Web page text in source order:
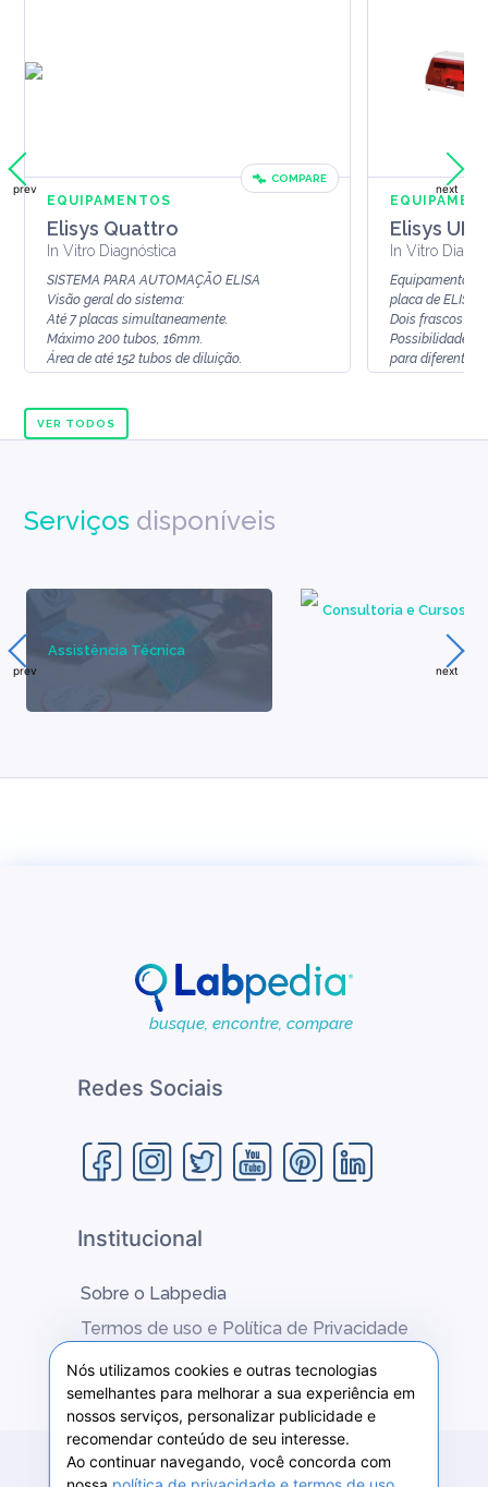
COMPARE
EQUIPAMENTOS
Elisys Quattro
In Vitro Diagnóstica
SISTEMA PARA AUTOMAÇÃO ELISA
Visão geral do sistema:
Até 7 placas simultaneamente.
Máximo 200 tubos, 16mm.
Área de até 152 tubos de diluição.
Até 5 racks de po...
Elisys
In Vitro
Equipamento
placa de ELISA
Dois frascos de
Possibilidade
para diferentes
Uso...
prev next
VER TODOS
Serviços disponíveis
Assistência Técnica
Consultoria e Cursos
prev next
busque, encontre, compare
Redes Sociais
Institucional
Sobre o Labpedia
Termos de uso e Política de Privacidade
Fale conosco
2020 © Labpedia -MCSANTOS COMUNICAÇÕES E
Nós utilizamos cookies e outras tecnologias
semelhantes para melhorar a sua experiência em
nossos serviços, personalizar publicidade e
recomendar conteúdo de seu interesse.
Ao continuar navegando, você concorda com